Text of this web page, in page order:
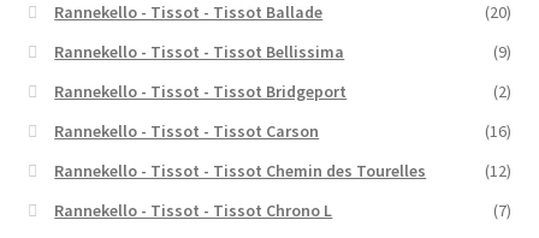
Rannekello - Tissot - Tissot Ballade
(20)
Rannekello - Tissot - Tissot Bellissima
(9)
Rannekello - Tissot - Tissot Bridgeport
(2)
Rannekello - Tissot - Tissot Carson
(16)
Rannekello - Tissot - Tissot Chemin des Tourelles
(12)
Rannekello - Tissot - Tissot Chrono L
(7)